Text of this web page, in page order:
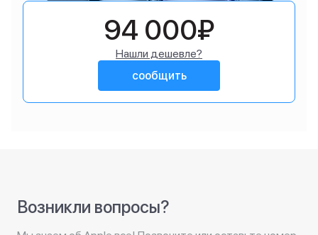
94 000₽
Нашли дешевле?
сообщить
Возникли вопросы?